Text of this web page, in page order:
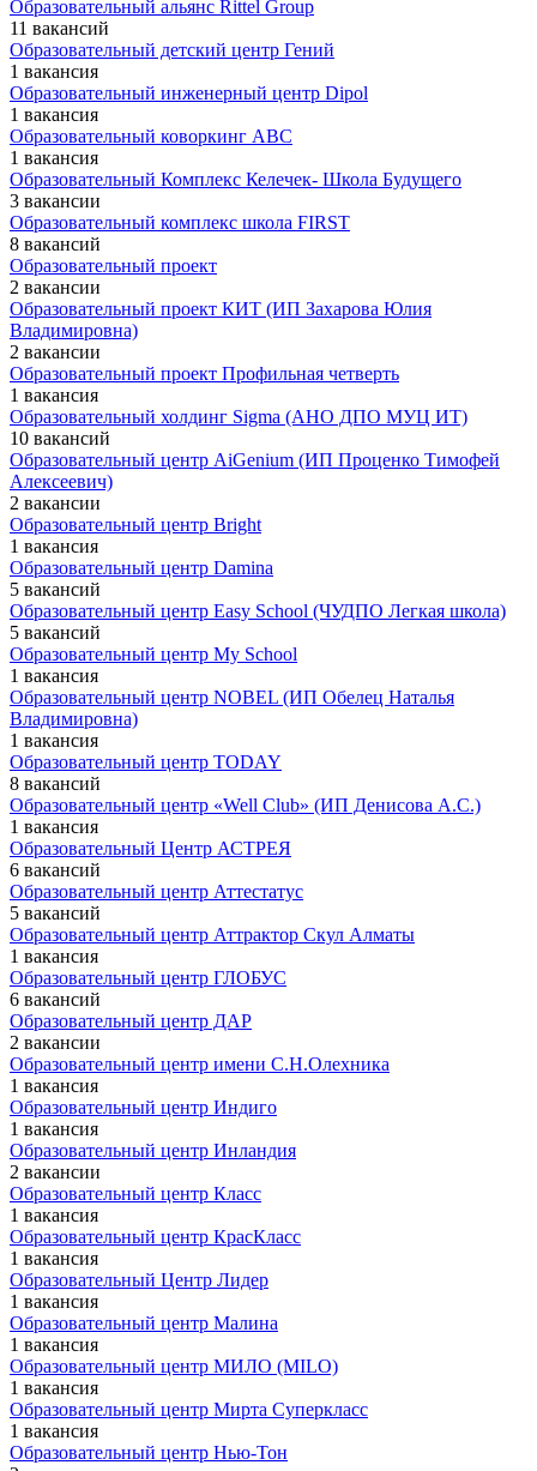
Образовательный альянс Rittel Group
11 вакансий
Образовательный детский центр Гений
1 вакансия
Образовательный инженерный центр Dipol
1 вакансия
Образовательный коворкинг ABC
1 вакансия
Образовательный Комплекс Келечек- Школа Будущего
3 вакансии
Образовательный комплекс школа FIRST
8 вакансий
Образовательный проект
2 вакансии
Образовательный проект КИТ (ИП Захарова Юлия
Владимировна)
2 вакансии
Образовательный проект Профильная четверть
1 вакансия
Образовательный холдинг Sigma (АНО ДПО МУЦ ИТ)
10 вакансий
Образовательный центр AiGenium (ИП Проценко Тимофей
Алексеевич)
2 вакансии
Образовательный центр Bright
1 вакансия
Образовательный центр Damina
5 вакансий
Образовательный центр Easy School (ЧУДПО Легкая школа)
5 вакансий
Образовательный центр My School
1 вакансия
Образовательный центр NOBEL (ИП Обелец Наталья
Владимировна)
1 вакансия
Образовательный центр TODAY
8 вакансий
Образовательный центр «Well Club» (ИП Денисова А.С.)
1 вакансия
Образовательный Центр АСТРЕЯ
6 вакансий
Образовательный центр Аттестатус
5 вакансий
Образовательный центр Аттрактор Скул Алматы
1 вакансия
Образовательный центр ГЛОБУС
6 вакансий
Образовательный центр ДАР
2 вакансии
Образовательный центр имени С.Н.Олехника
1 вакансия
Образовательный центр Индиго
1 вакансия
Образовательный центр Инландия
2 вакансии
Образовательный центр Класс
1 вакансия
Образовательный центр КрасКласс
1 вакансия
Образовательный Центр Лидер
1 вакансия
Образовательный центр Малина
1 вакансия
Образовательный центр МИЛО (MILO)
1 вакансия
Образовательный центр Мирта Суперкласс
1 вакансия
Образовательный центр Нью-Тон